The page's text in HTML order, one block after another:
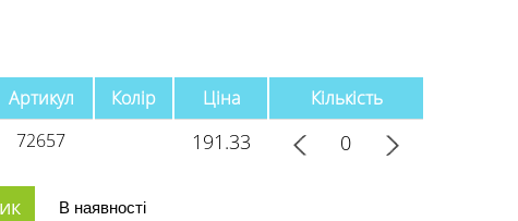
Артикул Колір Ціна
Кількість
72657 191.33
В наявності